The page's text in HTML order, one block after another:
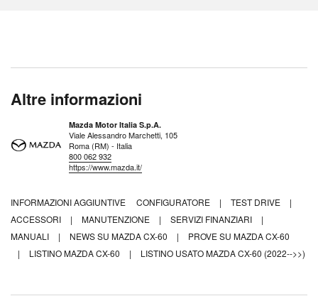
Altre informazioni
Mazda Motor Italia S.p.A.
Viale Alessandro Marchetti, 105
Roma (RM) - Italia
800 062 932
https://www.mazda.it/
INFORMAZIONI AGGIUNTIVE CONFIGURATORE | TEST DRIVE
|
ACCESSORI
| MANUTENZIONE | SERVIZI FINANZIARI
|
MANUALI
| NEWS SU MAZDA CX-60 |
PROVE SU MAZDA CX-60
|
LISTINO MAZDA CX-60 | LISTINO USATO MAZDA CX-60 (2022-->>)